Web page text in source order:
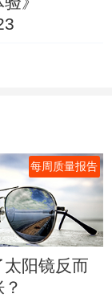
每周质量报告
太阳镜反而